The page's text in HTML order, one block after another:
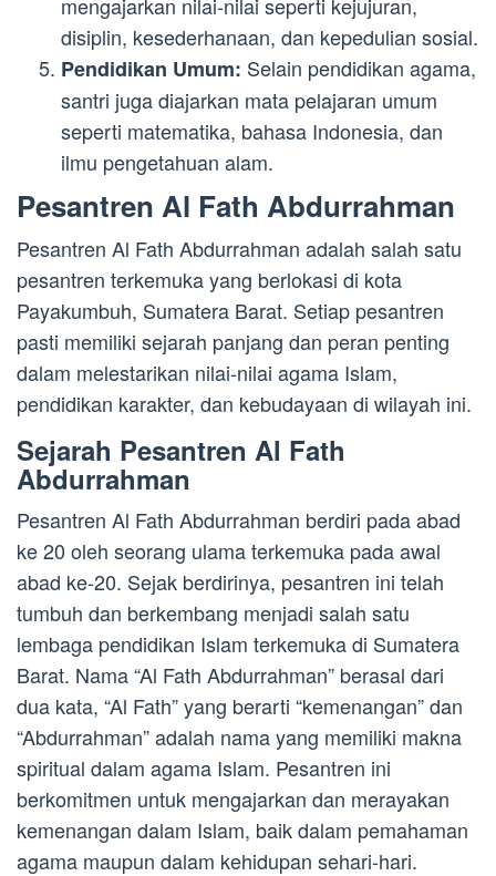
disiplin, kesederhanaan, dan kepedulian sosial.
Pendidikan Umum: Selain pendidikan agama,
santri juga diajarkan mata pelajaran umum
seperti matematika, bahasa Indonesia, dan
ilmu pengetahuan alam.
Pesantren Al Fath Abdurrahman
Pesantren Al Fath Abdurrahman adalah salah satu
pesantren terkemuka yang berlokasi di kota
Payakumbuh, Sumatera Barat. Setiap pesantren
pasti memiliki sejarah panjang dan peran penting
dalam melestarikan nilai-nilai agama Islam,
pendidikan karakter, dan kebudayaan di wilayah ini.
Sejarah Pesantren Al Fath
Abdurrahman
Pesantren Al Fath Abdurrahman berdiri pada abad
ke 20 oleh seorang ulama terkemuka pada awal
abad ke-20. Sejak berdirinya, pesantren ini telah
tumbuh dan berkembang menjadi salah satu
lembaga pendidikan Islam terkemuka di Sumatera
Barat. Nama “Al Fath Abdurrahman” berasal dari
dua kata, “Al Fath” yang berarti “kemenangan” dan
“Abdurrahman” adalah nama yang memiliki makna
spiritual dalam agama Islam. Pesantren ini
berkomitmen untuk mengajarkan dan merayakan
kemenangan dalam Islam, baik dalam pemahaman
agama maupun dalam kehidupan sehari-hari.